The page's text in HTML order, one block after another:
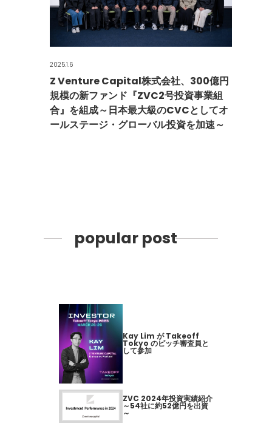
2025.1.6
Z Venture Capital株式会社、300億円
規模の新ファンド『ZVC2号投資事業組
合』を組成～日本最大級のCVCとしてオ
ールステージ・グローバル投資を加速～
popular post
Kay Lim が Takeoff
Tokyo のピッチ審査員と
して参加
ZVC 2024年投資実績紹介
～54社に約52億円を出資
～